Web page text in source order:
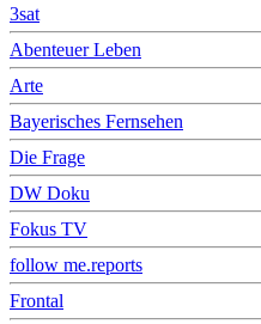
3sat
Abenteuer Leben
Arte
Bayerisches Fernsehen
Die Frage
DW Doku
Fokus TV
follow me.reports
Frontal